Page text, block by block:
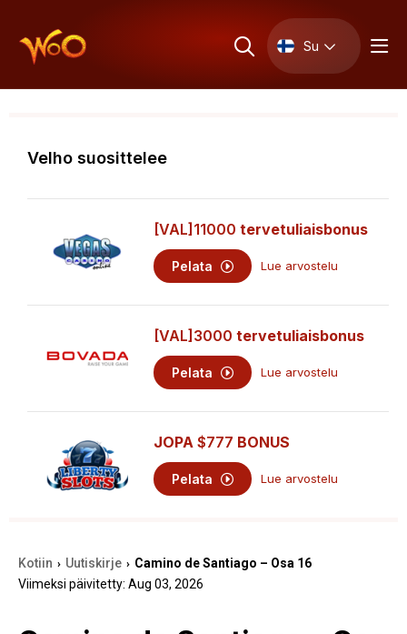
Su
Velho suosittelee
[VAL]11000 tervetuliaisbonus
Pelata Lue arvostelu
[VAL]3000 tervetuliaisbonus
Pelata Lue arvostelu
JOPA$777 BONUS
Pelata Lue arvostelu
Kotiin › Uutiskirje › Camino de Santiago – Osa 16
Viimeksi päivitetty: Aug 03, 2026